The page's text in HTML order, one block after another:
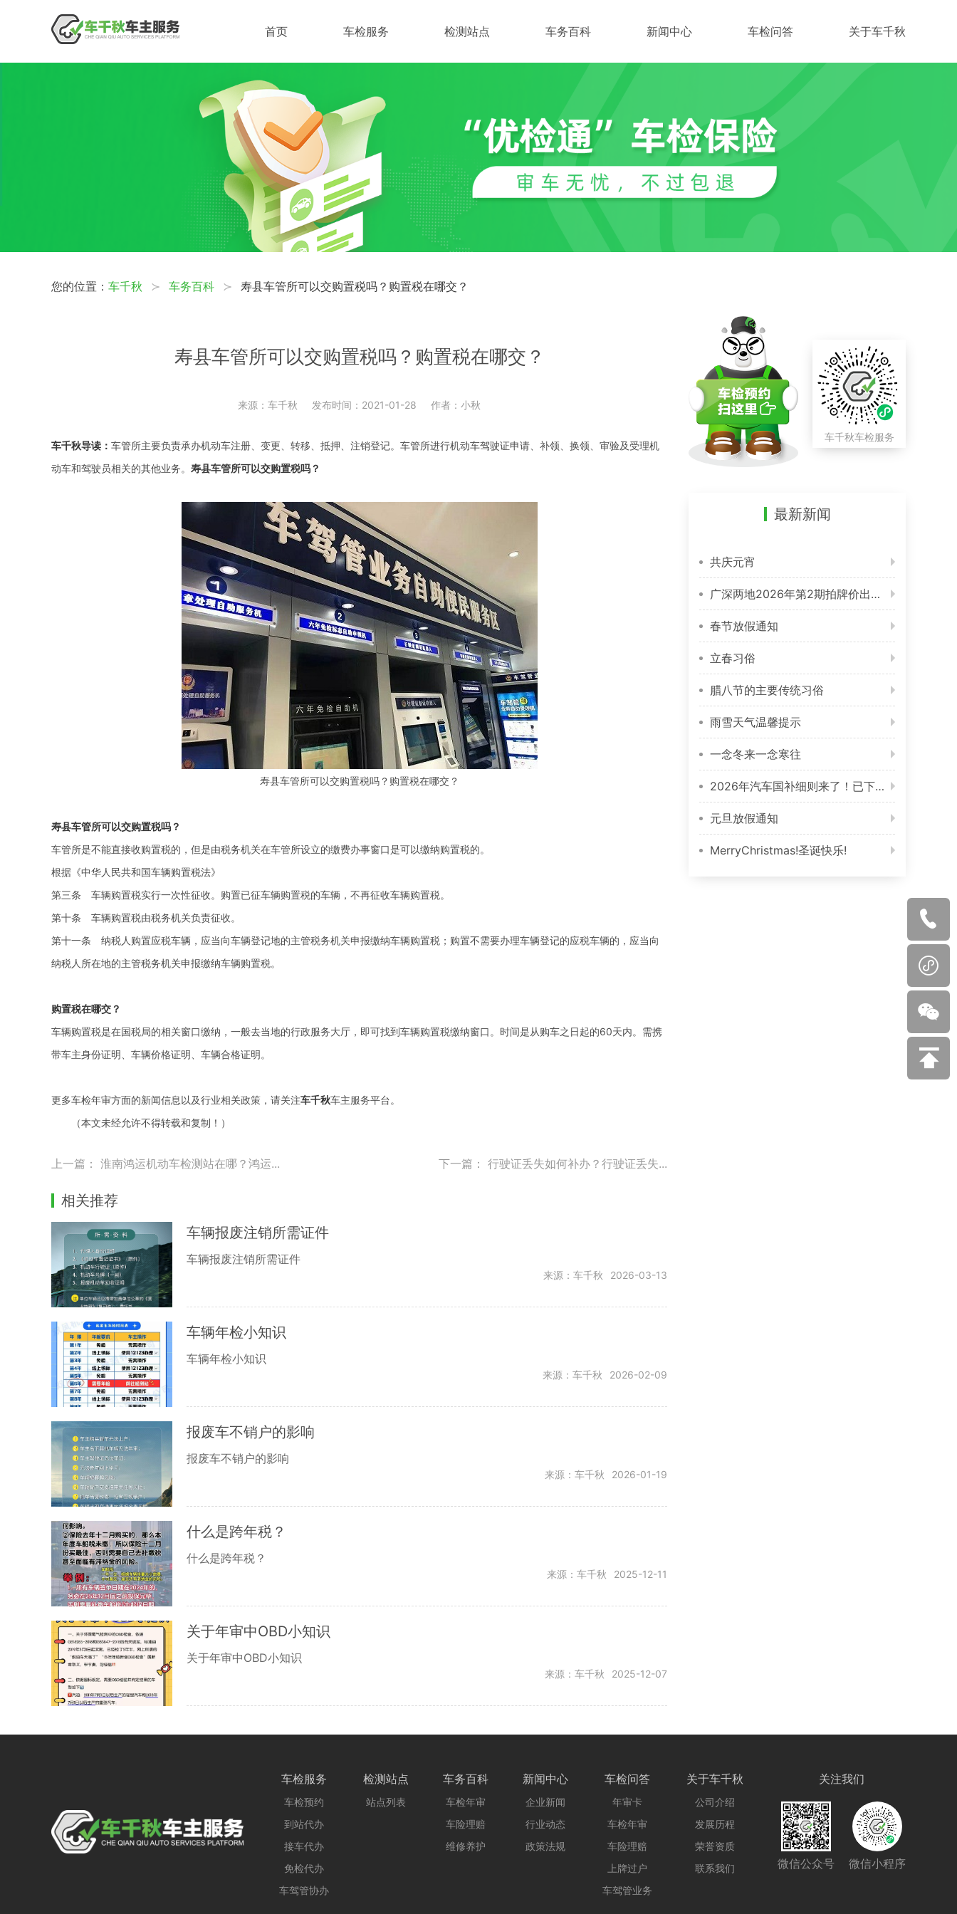
首页 车检服务 检测站点 车务百科 新闻中心 车检问答 关于车千秋
您的位置： 车千秋 车务百科 寿县车管所可以交购置税吗？购置税在哪交？
寿县车管所可以交购置税吗？购置税在哪交？
来源：车千秋 发布时间：2021-01-28 作者：小秋
车千秋导读： 车管所主要负责承办机动车注册、变更、转移、抵押、注销登记。车管所进行机动车驾驶证申请、补领、换领、审验及受理机
动车和驾驶员相关的其他业务。 寿县车管所可以交购置税吗？
寿县车管所可以交购置税吗？购置税在哪交？
寿县车管所可以交购置税吗？
车管所是不能直接收购置税的，但是由税务机关在车管所设立的缴费办事窗口是可以缴纳购置税的。
根据《中华人民共和国车辆购置税法》
第三条 车辆购置税实行一次性征收。购置已征车辆购置税的车辆，不再征收车辆购置税。
第十条 车辆购置税由税务机关负责征收。
第十一条 纳税人购置应税车辆，应当向车辆登记地的主管税务机关申报缴纳车辆购置税；购置不需要办理车辆登记的应税车辆的，应当向
纳税人所在地的主管税务机关申报缴纳车辆购置税。
购置税在哪交？
车辆购置税是在国税局的相关窗口缴纳，一般去当地的行政服务大厅，即可找到车辆购置税缴纳窗口。时间是从购车之日起的60天内。需携
带车主身份证明、车辆价格证明、车辆合格证明。
更多车检年审方面的新闻信息以及行业相关政策，请关注车千秋车主服务平台。
（本文未经允许不得转载和复制！）
上一篇： 淮南鸿运机动车检测站在哪？鸿运... 下一篇： 行驶证丢失如何补办？行驶证丢失...
相关推荐
车辆报废注销所需证件
车辆报废注销所需证件
来源：车千秋 2026-03-13
车辆年检小知识
车辆年检小知识
来源：车千秋 2026-02-09
报废车不销户的影响
报废车不销户的影响
来源：车千秋 2026-01-19
什么是跨年税？
什么是跨年税？
来源：车千秋 2025-12-11
关于年审中OBD小知识
关于年审中OBD小知识
来源：车千秋 2025-12-07
车千秋车检服务
最新新闻
共庆元宵
广深两地2026年第2期拍牌价出炉 整体涨幅不大
春节放假通知
立春习俗
腊八节的主要传统习俗
雨雪天气温馨提示
一念冬来一念寒往
2026年汽车国补细则来了！已下订还没提车的竟成最大赢家？
元旦放假通知
MerryChristmas!圣诞快乐!




车检服务
车检预约
到站代办
接车代办
免检代办
车驾管协办
检测站点
站点列表
车务百科
车检年审
车险理赔
维修养护
新闻中心
企业新闻
行业动态
政策法规
车检问答
年审卡
车检年审
车险理赔
上牌过户
车驾管业务
关于车千秋
公司介绍
发展历程
荣誉资质
联系我们
关注我们
微信公众号 微信小程序